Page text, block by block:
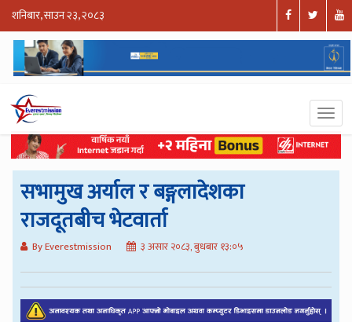
शनिबार, साउन २३, २०८३
सभामुख अर्याल र बङ्गलादेशका
राजदूतबीच भेटवार्ता
By Everestmission ३ असार २०८३, बुधबार १३:०५